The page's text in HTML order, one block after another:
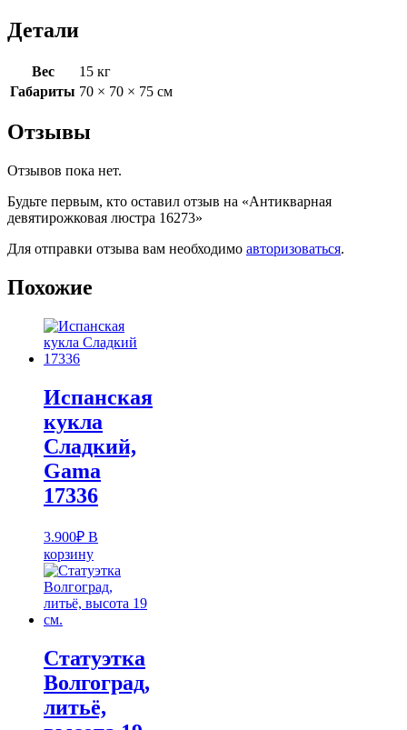
Детали
Вес
15 кг
Габариты 70 × 70 × 75 см
Отзывы
Отзывов пока нет.
Будьте первым, кто оставил отзыв на «Антикварная
девятирожковая люстра 16273»
Для отправки отзыва вам необходимо авторизоваться.
Похожие
Испанская
кукла
Cладкий,
Gama
17336
3.900₽ В
корзину
Статуэтка
Волгоград,
литьё,